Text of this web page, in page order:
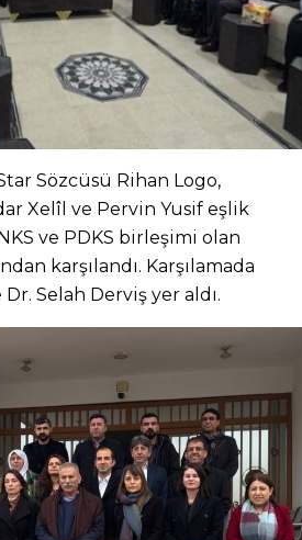
Sözcüsü Rihan Logo,
Xelîl ve Pervin Yusif eşlik
ve PDKS birleşimi olan
karşılandı. Karşılamada
Selah Derviş yer aldı.